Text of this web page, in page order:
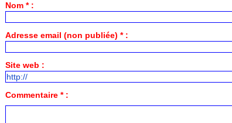
Nom * :
Adresse email (non publiée) * :
Site web :
Commentaire * :